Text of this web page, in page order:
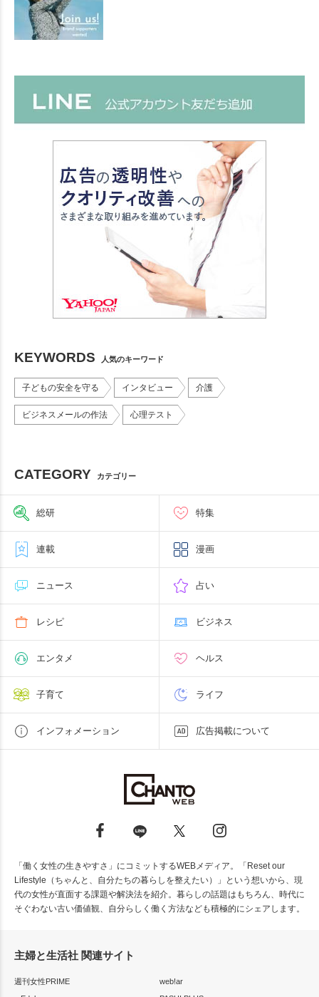
KEYWORDS 人気のキーワード
子どもの安全を守る インタビュー 介護
ビジネスメールの作法 心理テスト
CATEGORY カテゴリー
総研 特集
連載 漫画
ニュース 占い
レシピ ビジネス
エンタメ ヘルス
子育て ライフ
インフォメーション 広告掲載について
「働く女性の生きやすさ」にコミットするWEBメディア。「Reset our
Lifestyle（ちゃんと、自分たちの暮らしを整えたい）」という想いから、現
代の女性が直面する課題や解決法を紹介。暮らしの話題はもちろん、時代に
そぐわない古い価値観、自分らしく働く方法なども積極的にシェアします。
主婦と生活社 関連サイト
週刊女性PRIME
web!ar